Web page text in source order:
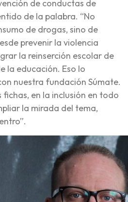
de conductas de
de la palabra. “No
de drogas, sino de
prevenir la violencia
la reinserción escolar de
la educación. Eso lo
nuestra fundación Súmate.
en la inclusión en todo
la mirada del tema,